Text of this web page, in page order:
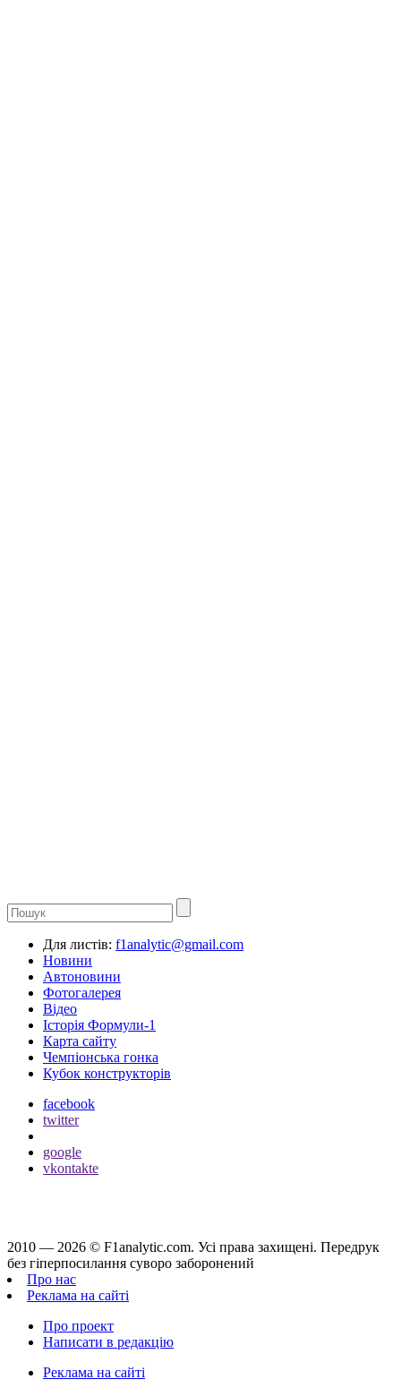
Для листів: f1analytic@gmail.com
Новини
Автоновини
Фотогалерея
Відео
Історія Формули-1
Карта сайту
Чемпіонська гонка
Кубок конструкторів
facebook
twitter
google
vkontakte
2010 — 2026 © F1analytic.com. Усi права захищенi. Передрук
без гіперпосилання суворо заборонений
Про нас
Реклама на сайті
Про проект
Написати в редакцію
Реклама на сайті